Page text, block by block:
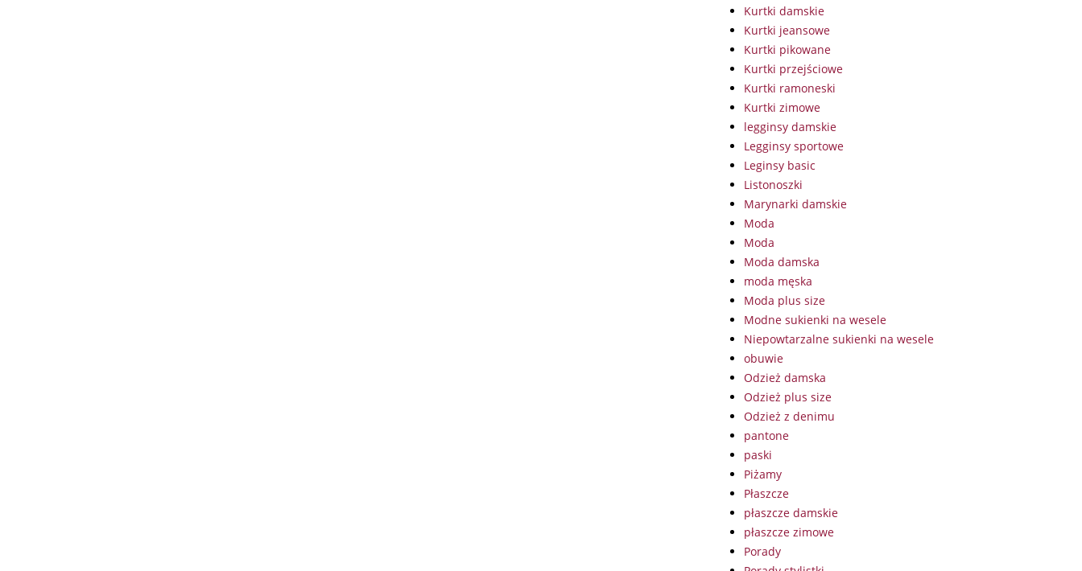
Kurtki damskie
Kurtki jeansowe
Kurtki pikowane
Kurtki przejściowe
Kurtki ramoneski
Kurtki zimowe
legginsy damskie
Legginsy sportowe
Leginsy basic
Listonoszki
Marynarki damskie
Moda
Moda
Moda damska
moda męska
Moda plus size
Modne sukienki na wesele
Niepowtarzalne sukienki na wesele
obuwie
Odzież damska
Odzież plus size
Odzież z denimu
pantone
paski
Piżamy
Płaszcze
płaszcze damskie
płaszcze zimowe
Porady